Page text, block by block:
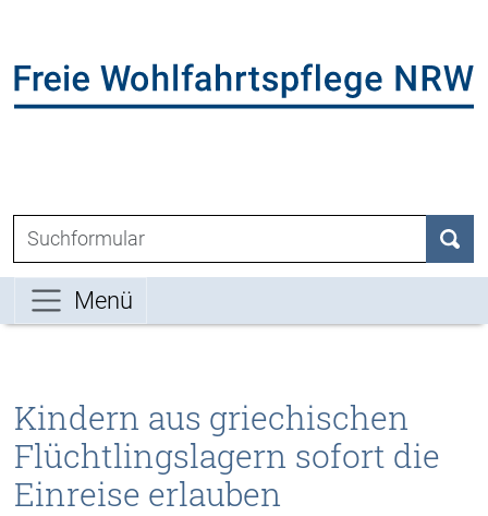
Suchen nach:
Menü
Kindern aus griechischen
Flüchtlingslagern sofort die
Einreise erlauben